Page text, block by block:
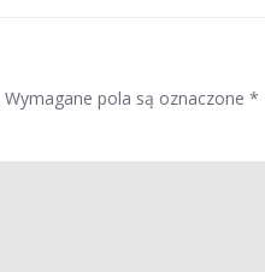
Wymagane pola są oznaczone *